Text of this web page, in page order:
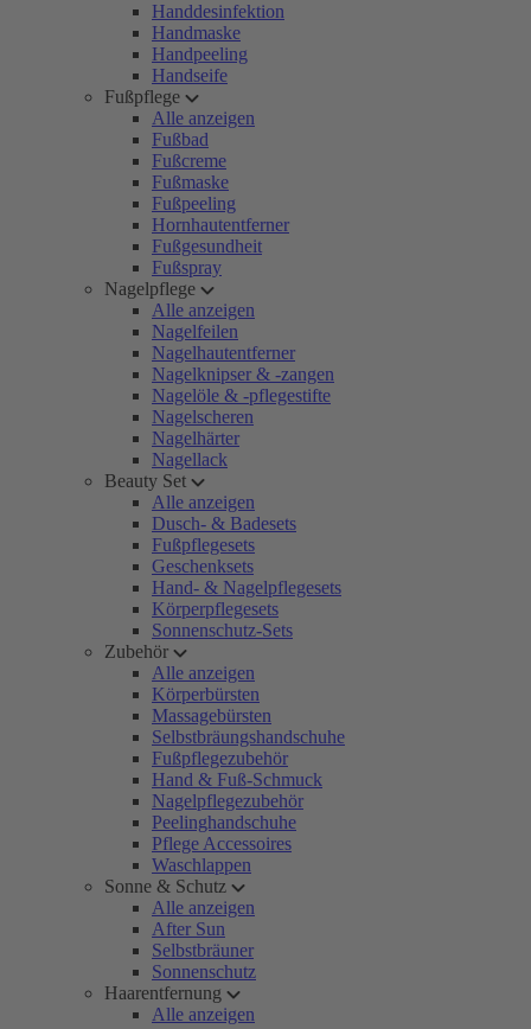
Handdesinfektion
Handmaske
Handpeeling
Handseife
Fußpflege
Alle anzeigen
Fußbad
Fußcreme
Fußmaske
Fußpeeling
Hornhautentferner
Fußgesundheit
Fußspray
Nagelpflege
Alle anzeigen
Nagelfeilen
Nagelhautentferner
Nagelknipser & -zangen
Nagelöle & -pflegestifte
Nagelscheren
Nagelhärter
Nagellack
Beauty Set
Alle anzeigen
Dusch- & Badesets
Fußpflegesets
Geschenksets
Hand- & Nagelpflegesets
Körperpflegesets
Sonnenschutz-Sets
Zubehör
Alle anzeigen
Körperbürsten
Massagebürsten
Selbstbräungshandschuhe
Fußpflegezubehör
Hand & Fuß-Schmuck
Nagelpflegezubehör
Peelinghandschuhe
Pflege Accessoires
Waschlappen
Sonne & Schutz
Alle anzeigen
After Sun
Selbstbräuner
Sonnenschutz
Haarentfernung
Alle anzeigen